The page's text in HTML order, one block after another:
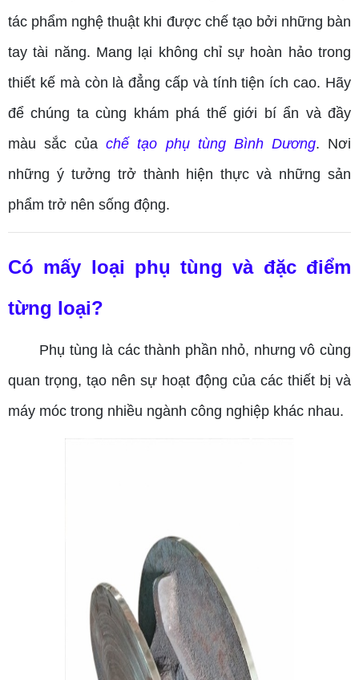
tác phẩm nghệ thuật khi được chế tạo bởi những bàn
tay tài năng. Mang lại không chỉ sự hoàn hảo trong
thiết kế mà còn là đẳng cấp và tính tiện ích cao. Hãy
để chúng ta cùng khám phá thế giới bí ẩn và đầy
màu sắc củachế tạo phụ tùng Bình Dương. Nơi
những ý tưởng trở thành hiện thực và những sản
phẩm trở nên sống động.
Có mấy loại phụ tùng và đặc điểm
từng loại?
Phụ tùng là các thành phần nhỏ, nhưng vô cùng
quan trọng, tạo nên sự hoạt động của các thiết bị và
máy móc trong nhiều ngành công nghiệp khác nhau.